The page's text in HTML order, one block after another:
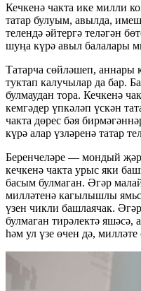
Кечкенә чакта ике милли
татар булуым, авылда,
телендә әйтергә теләгән
шуңа күрә авыл балалары
Татарча сөйләшеп, аннары
туктап калучылар да бар.
булмаудан тора. Кечкенә
кемгәдер үпкәләп үскән
чакта дөрес бәя
күрә алар үзләренә татар
Беренчеләре — мондый
кечкенә чакта урыс яки
басым булмаган. Әгәр
милләтенә кагылышлы
үзен чикли башлаячак.
булмаган тирәлектә яшәсә,
һәм ул үзе өчен дә,